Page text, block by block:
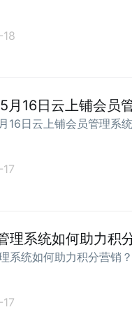
月16日云上铺会员
16日云上铺会员管理系
理系统如何助力积
系统如何助力积分营销？